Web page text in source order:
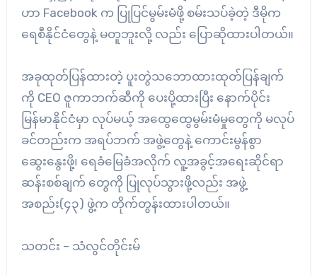
ဟာ Facebook က ပြုပြင်မွမ်းမံဖို့ စမ်းသပ်ခဲ့တဲ့ ဒီမိုက
ရေစီနိုင်ငံတွေနဲ့ မတူဘူးလို့ လည်း ပြောဆိုထားပါတယ်။
အခုထုတ်ပြန်ထားတဲ့ ပူးတွဲသဘောထားထုတ်ပြန်ချက်
ကို CEO ဇူကာဘက်ဆီကို ပေးပို့ထားပြီး နောက်ပိုင်း
မြန်မာနိုင်ငံမှာ လုပ်မယ့် အထွေထွေမွမ်းမံမှုတွေကို မလုပ်
ခင်တည်းက အရပ်ဘက် အဖွဲ့တွေနဲ့ ကောင်းမွန်စွာ
ဆွေးနွေးဖို့၊ ရေခံမြေခံအလိုက် လူ့အခွင့်အရေးဆိုင်ရာ
ဆန်းစစ်ချက် တွေကို ပြုလုပ်သွားဖို့လည်း အဖွဲ့
အစည်း(၄၃) ဖွဲ့က တိုက်တွန်းထားပါတယ်။
သတင်း – သံလွင်တိုင်းမ်